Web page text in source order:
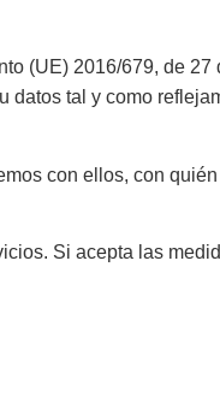
(UE) 2016/679, de 27
datos tal y como
con ellos, con
Si acepta las